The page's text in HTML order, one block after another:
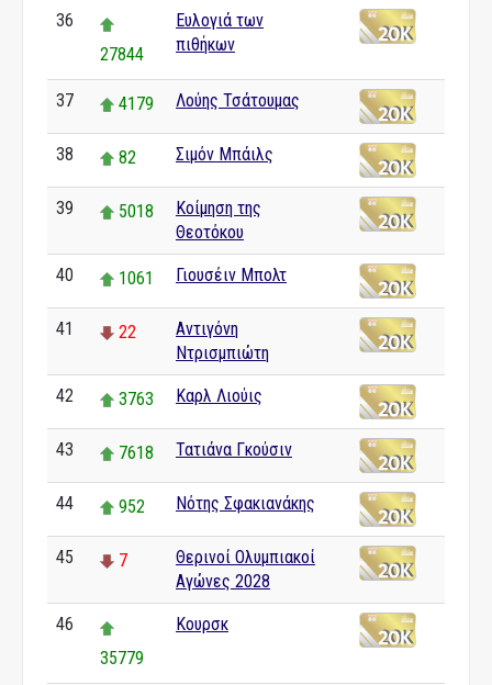
36
27844
Ευλογιά των
πιθήκων
37 4179 Λούης Τσάτουμας
38 82 Σιμόν Μπάιλς
39 5018
Κοίμηση της
Θεοτόκου
40 1061 Γιουσέιν Μπολτ
41 22
Αντιγόνη
Ντρισμπιώτη
42 3763 Καρλ Λιούις
43 7618 Τατιάνα Γκούσιν
44 952 Νότης Σφακιανάκης
45 7
Θερινοί Ολυμπιακοί
Αγώνες 2028
46
35779
Κουρσκ